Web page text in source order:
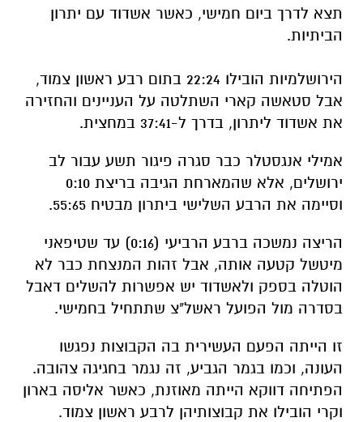
תצא לדרך ביום חמישי, כאשר אשדוד עם יתרון
הביתיות.
הירושלמיות הובילו 22:24 בתום רבע ראשון צמוד,
אבל סטאשה קארי השתלטה על העניינים והחזירה
את אשדוד ליתרון, בדרך ל-37:41 במחצית.
אמילי אנגסטלר כבר סגרה פיגור תשע עבור לב
ירושלים, אלא שהמארחת הגיבה בריצת 0:10
וסיימה את הרבע השלישי ביתרון מבטיח 55:65.
הריצה נמשכה ברבע הרביעי (0:16) עד שטיפאני
מיטשל קטעה אותה, אבל זהות המנצחת כבר לא
הוטלה בספק ולאשדוד יש אפשרות להשלים דאבל
בסדרה מול הפועל ראשל"צ שתתחיל בחמישי.
זו הייתה הפעם העשירית בה הקבוצות נפגשו
העונה, וכמו בגמר הגביע, זה נגמר בחגיגה צהובה.
הפתיחה דווקא הייתה מאוזנת, כאשר אליסה בארון
וקרי הובילו את קבוצותיהן לרבע ראשון צמוד.